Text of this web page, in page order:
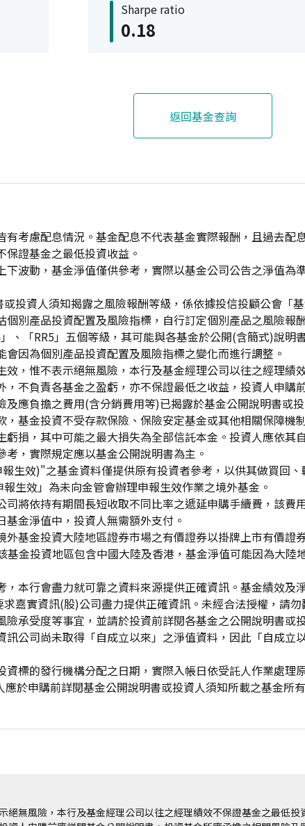
Sharpe ratio
0.18
返回基金查詢
考慮配息情況。基金配息不代表基金實際報酬，且過去配
證基金之最低投資收益。
下波動，基金淨值僅供參考，實際以基金公司公告之淨值為
投資人須知揭露之風險報酬等級，係依據投信投顧公會「
別產品投資配置及風險指標，自行訂定個別產品之風險報
」、「RR5」五個等級，其可能與各基金於公開(含簡式)說
因為個別產品投資配置及風險指標之變化而進行調整。
效，惟不表示絕無風險，本行及基金經理公司以往之經理績
，不負責各基金之盈虧，亦不保證最低之收益，投資人申購
及應負擔之費用(含分銷費用等)已揭露於基金公開說明書或
，基金投資不受存款保險、保險安定基金或其他相關保障機
虧損，其中可能之最大損失為全部信託本金。投資人應依其
，實際規定應以基金公開說明書為主。
生效)"之基金資料僅提供原有投資者參考，以供其做買回
生效」為未向金管會辦理申報生效作業之境外基金。
司將依持有期間長短收取不同比率之遞延申購手續費，該費
金淨值中，投資人無需額外支付。
外基金投資大陸地區證券市場之有價證券以掛牌上市有價
基金投資地區包含中國大陸及香港，基金淨值可能因為大
，本行會盡力就可靠之資料來源提供正確資訊。基金績效及
嘉實資訊(股)公司盡力提供正確資訊。未經合法授權，請
險承受度等事宜，並請於投資前詳閱各基金之公開說明書或
訊公司尚未取得「自成立以來」之淨值資料，因此「自成立
標的發行機構分配之日期，實際入帳日依受託人作業處理
應於申購前詳閱基金公開說明書或投資人須知所載之基金所
絕無風險，本行及基金經理公司以往之經理績效不保證基金之最低